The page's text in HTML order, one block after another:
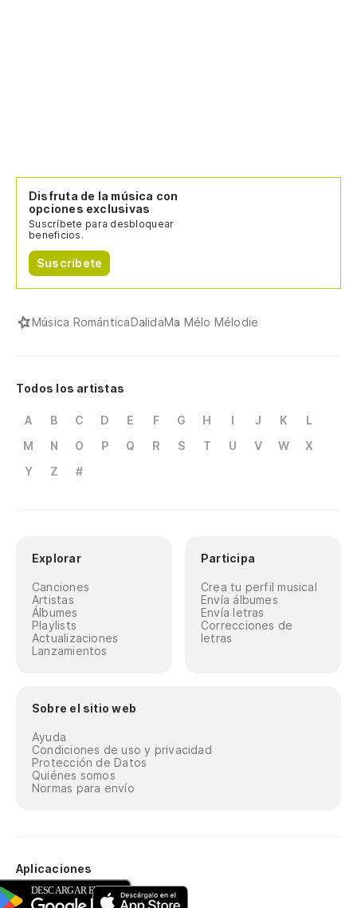
Disfruta de la música con
opciones exclusivas
Suscríbete para desbloquear
beneficios.
Suscríbete
Música RománticaDalidaMa Mélo Mélodie
Todos los artistas
A B C D E F G H I J K
L
M
N O P Q R S T U V W
X
Y
Z #
Explorar
Canciones
Artistas
Álbumes
Playlists
Actualizaciones
Lanzamientos
Participa
Crea tu perfil musical
Envía álbumes
Envía letras
Correcciones de
letras
Sobre el sitio web
Ayuda
Condiciones de uso y privacidad
Protección de Datos
Quiénes somos
Normas para envío
Aplicaciones